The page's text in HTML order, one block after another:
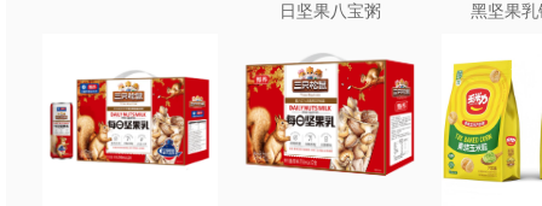
日坚果八宝粥
黑坚果乳